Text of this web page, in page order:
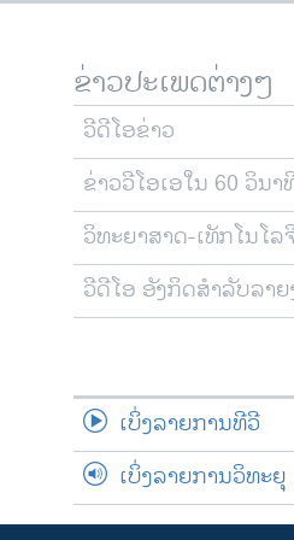
ຂ່າວປະເພດຕ່າງໆ
ວີດີໂອຂ່າວ
ຂ່າວວີໂອເອໃນ 60 ວິນາ
ວິທະຍາສາດ-ເທັກໂນໂລ
ວີດີໂອ ອັງກິດສຳລັບລາຍ
ເບິ່ງລາຍການທີວີ
ເບິ່ງລາຍການວິທະຍຸ